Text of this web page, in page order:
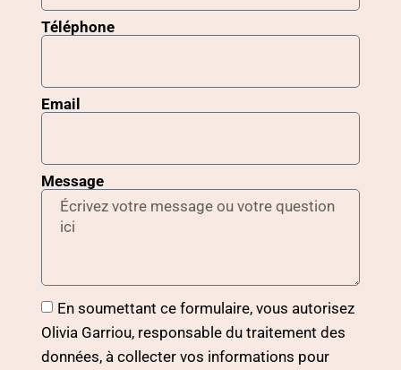
Téléphone
Email
Message
En soumettant ce formulaire, vous autorisez
Olivia Garriou, responsable du traitement des
données, à collecter vos informations pour